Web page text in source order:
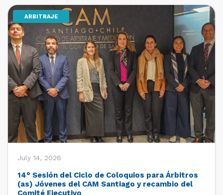
Internacionales, tras […]
ARBITRAJE
July 14, 2026
14° Sesión del Ciclo de Coloquios para Árbitros
(as) Jóvenes del CAM Santiago y recambio del
Comité Ejecutivo